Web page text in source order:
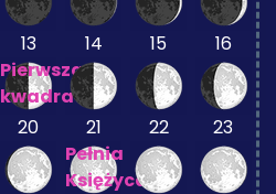
13
Pierwsza
kwadra
14 15 16
20
21
Pełnia
Księżyca
22 23